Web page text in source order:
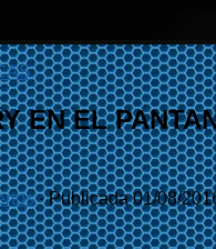
EN EL
· Publicada01/08/